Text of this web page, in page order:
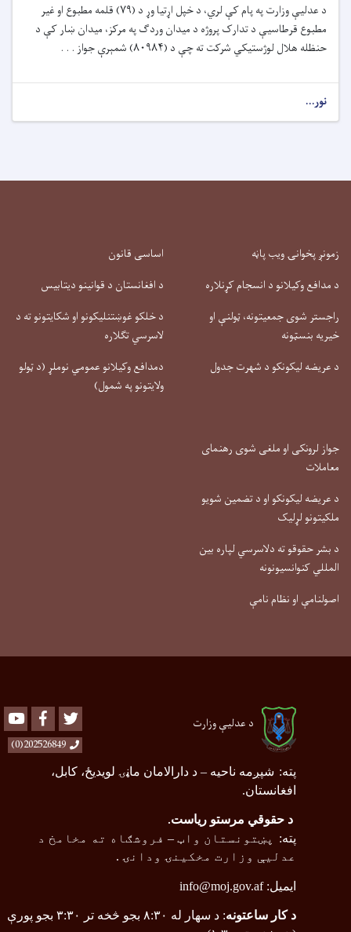
د عدلیې وزارت په پام کې لري، د خپل اړتیا وړ د (۷۹) قلمه مطبوع او غیر
مطبوع قرطاسیې د تدارک پروژه د میدان وردګ په مرکز، میدان ښار کې د
حنظله هلال لوژستیکي شرکت ته چې د (۸۰۹۸۴) شمېرې جواز . . .
نور...
زمونږ پخوانۍ ویب پاڼه
د مدافع وکیلانو د انسجام کړنلاره
راجستر شوی جمعیتونه، ټولنې او
خیریه بنسټونه
د عریضه لیکونکو د شهرت جدول
اساسی قانون
د افغانستان د قوانینو دیتابیس
د خلکو غوښتنلیکونو او شکایتونو ته د
لاسرسي تګلاره
دمدافع وکیلانو عمومي نوملړ (د ټولو
ولایتونو په شمول)
جواز لرونکی او ملغی شوی رهنمای
معاملات
د عریضه لیکونکو او د تضمین شویو
ملکیتونو لړلیک
د بشر حقوقو ته دلاسرسي لپاره بین
المللي کنوانسیونونه
اصولنامې او نظام نامې
د عدلیې وزارت Youtube Facebook
202526849(0)
پته: شپږمه ناحیه – د دارالامان ماڼۍ لویدیځ، کابل،
افغانستان.
د حقوقي مرستو ریاست.
پته: پښتونستان واټ – فروشګاه ته مخامخ د
عدلیې وزارت مخکینۍ ودانۍ .
ایمیل:info@moj.gov.af
د کار ساعتونه
: د سهار له ۸:۳۰ بجو څخه تر ۳:۳۰ بجو پورې